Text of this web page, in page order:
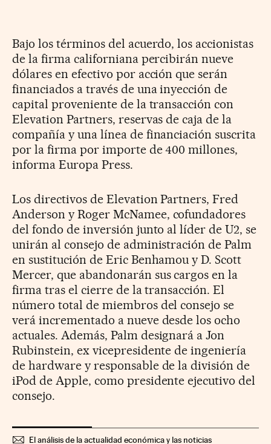
Bajo los términos del acuerdo, los accionistas
de la firma californiana percibirán nueve
dólares en efectivo por acción que serán
financiados a través de una inyección de
capital proveniente de la transacción con
Elevation Partners, reservas de caja de la
compañía y una línea de financiación suscrita
por la firma por importe de 400 millones,
informa Europa Press.
Los directivos de Elevation Partners, Fred
Anderson y Roger McNamee, cofundadores
del fondo de inversión junto al líder de U2, se
unirán al consejo de administración de Palm
en sustitución de Eric Benhamou y D. Scott
Mercer, que abandonarán sus cargos en la
firma tras el cierre de la transacción. El
número total de miembros del consejo se
verá incrementado a nueve desde los ocho
actuales. Además, Palm designará a Jon
Rubinstein, ex vicepresidente de ingeniería
de hardware y responsable de la división de
iPod de Apple, como presidente ejecutivo del
consejo.
El análisis de la actualidad económica y las noticias